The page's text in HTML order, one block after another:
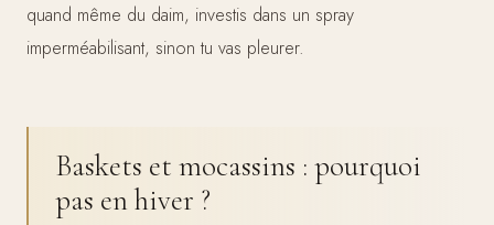
quand même du daim, investis dans un spray
imperméabilisant, sinon tu vas pleurer.
Baskets et mocassins : pourquoi
pas en hiver ?